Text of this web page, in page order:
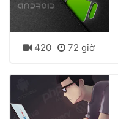
420 72 giờ